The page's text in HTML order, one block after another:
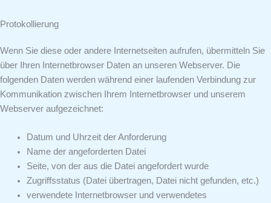
Protokollierung
Wenn Sie diese oder andere Internetseiten aufrufen, übermitteln Sie
über Ihren Internetbrowser Daten an unseren Webserver. Die
folgenden Daten werden während einer laufenden Verbindung zur
Kommunikation zwischen Ihrem Internetbrowser und unserem
Webserver aufgezeichnet:
Datum und Uhrzeit der Anforderung
Name der angeforderten Datei
Seite, von der aus die Datei angefordert wurde
Zugriffsstatus (Datei übertragen, Datei nicht gefunden, etc.)
verwendete Internetbrowser und verwendetes